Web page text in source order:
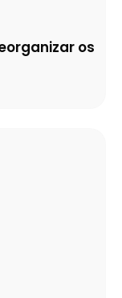
os